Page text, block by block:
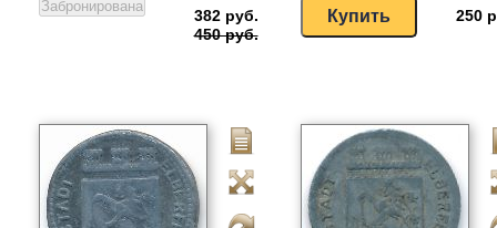
382 руб.
450 руб.
250